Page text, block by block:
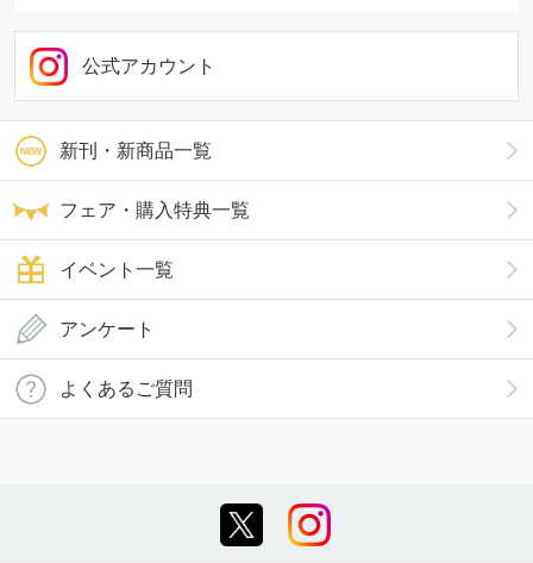
新刊・新商品一覧
フェア・購入特典一覧
イベント一覧
公式アカウント
アンケート
よくあるご質問